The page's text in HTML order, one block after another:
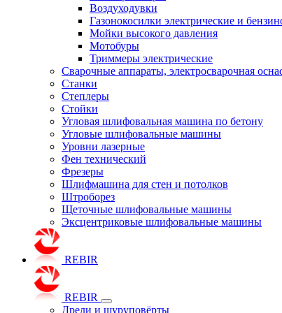
Воздуходувки
Газонокосилки электрические и
Мойки высокого давления
Мотобуры
Триммеры электрические
Сварочные аппараты, электросварочная
Станки
Степлеры
Стойки
Угловая шлифовальная машина по бетону
Угловые шлифовальные машины
Уровни лазерные
Фен технический
Фрезеры
Шлифмашина для стен и потолков
Штроборез
Щеточные шлифовальные машины
Эксцентриковые шлифовальные машины
REBIR
REBIR
Дрели и шуруповёрты